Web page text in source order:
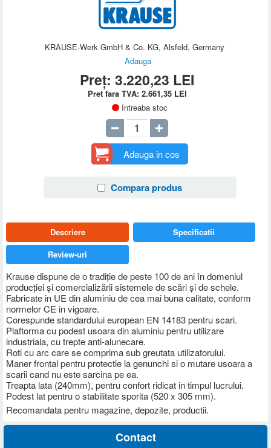
KRAUSE-Werk GmbH & Co. KG, Alsfeld, Germany
Adauga
Preț:3.220,23 LEI
Pret fara TVA: 2.661,35 LEI
Intreaba stoc
Adauga in cos
Compara produs
Descriere
Krause dispune de o tradiţie de peste 100 de ani în domeniul
producţiei şi comercializării sistemele de scări şi de schele.
Fabricate in UE din aluminiu de cea mai buna calitate, conform
normelor CE in vigoare.
Corespunde standardului european EN 14183 pentru scari.
Plaftorma cu podest usoara din aluminiu pentru utilizare
industriala, cu trepte anti-alunecare.
Roti cu arc care se comprima sub greutata utilizatorului.
Maner frontal pentru protectie la genunchi si o mutare usoara a
scarii cand nu este sarcina pe ea.
Treapta lata (240mm), pentru confort ridicat in timpul lucrului.
Podest lat pentru o stabilitate sporita (520 x 305 mm).
Recomandata pentru magazine, depozite, productii.
Specificatii
Review-uri
Contact